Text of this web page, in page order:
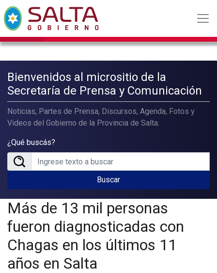
Bienvenidos al micrositio de la
Secretaría de Prensa y Comunicación
Noticias, Partes de Prensa, Discursos, Agenda, Fotos y
Videos del Gobierno de la Provincia de Salta.
¿Qué buscás?
Buscar
Más de 13 mil personas
fueron diagnosticadas con
Chagas en los últimos 11
años en Salta